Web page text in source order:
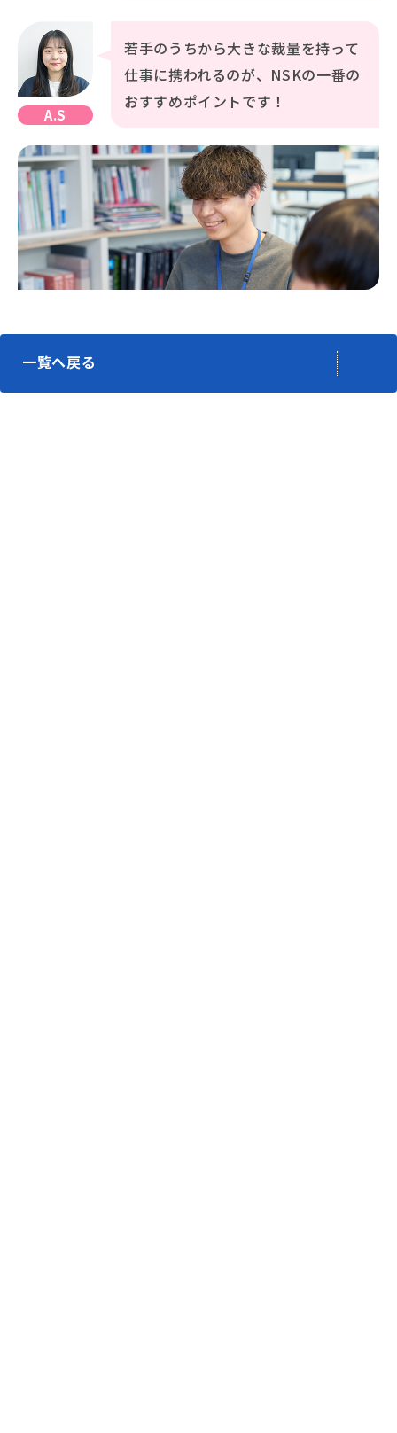
A.S
若手のうちから大きな裁量を持って
仕事に携われるのが、NSKの一番の
おすすめポイントです！
一覧へ戻る